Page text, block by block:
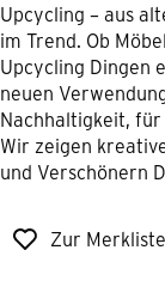
Upcycling – aus
im Trend. Ob
Upcycling Dingen
neuen
Nachhaltigkeit,
Wir zeigen
und Verschönern
Zur